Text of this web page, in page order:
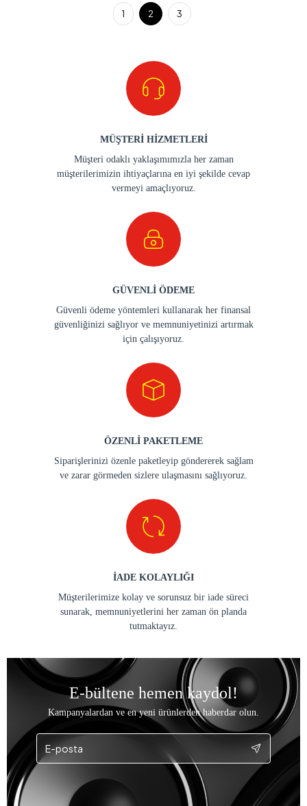
1 2 3
MÜŞTERİ HİZMETLERİ
Müşteri odaklı yaklaşımımızla her zaman
müşterilerimizin ihtiyaçlarına en iyi şekilde cevap
vermeyi amaçlıyoruz.
GÜVENLİ ÖDEME
Güvenli ödeme yöntemleri kullanarak her finansal
güvenliğinizi sağlıyor ve memnuniyetinizi artırmak
için çalışıyoruz.
ÖZENLİ PAKETLEME
Siparişlerinizi özenle paketleyip göndererek sağlam
ve zarar görmeden sizlere ulaşmasını sağlıyoruz.
İADE KOLAYLIĞI
Müşterilerimize kolay ve sorunsuz bir iade süreci
sunarak, memnuniyetlerini her zaman ön planda
tutmaktayız.
E-bültene hemen kaydol!
Kampanyalardan ve en yeni ürünlerden haberdar olun.